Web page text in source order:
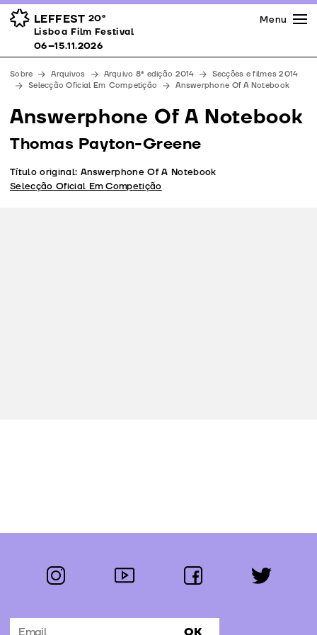
LEFFEST 20º
Lisboa Film Festival 06–15.11.2026
Prémios
Espaços
Apoios
Equipa
Downloads
Contactos
Menu
Lisboa Film Festival
06–15.11.2026
Sobre Arquivos Arquivo 8ª edição 2014
Secções e filmes 2014
Selecção Oficial Em Competição
Answerphone Of A Notebook
Answerphone Of A Notebook
Thomas Payton-Greene
Título original: Answerphone Of A Notebook
Selecção Oficial Em Competição
Segue-nos:
instagram youtube facebook twitter